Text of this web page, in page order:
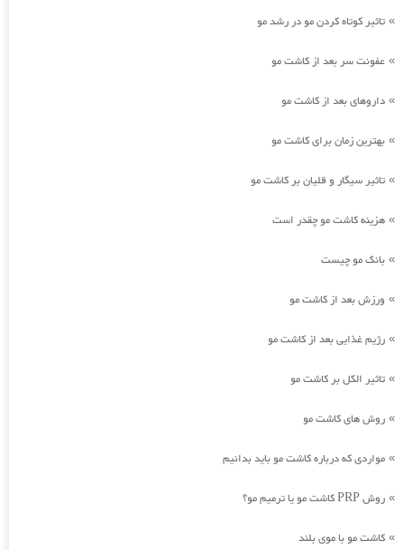
» تاثیر کوتاه کردن مو در رشد مو
» عفونت سر بعد از کاشت مو
» داروهای بعد از کاشت مو
» بهترین زمان برای کاشت مو
» تاثیر سیگار و قلیان بر کاشت مو
» هزینه کاشت مو چقدر است
» بانک مو چیست
» ورزش بعد از کاشت مو
» رژیم غذایی بعد از کاشت مو
» تاثیر الکل بر کاشت مو
» روش های کاشت مو
» مواردی که درباره کاشت مو باید بدانیم
» روش PRP کاشت مو یا ترمیم مو؟
» کاشت مو با موی بلند